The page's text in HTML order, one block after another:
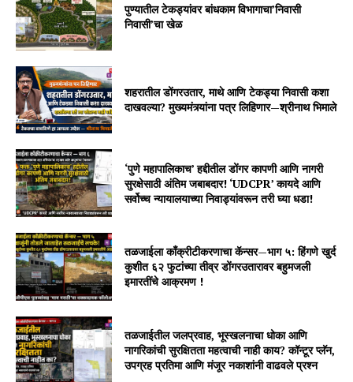
पुण्यातील टेकड्यांवर बांधकाम विभागाचा’निवासी
निवासी’चा खेळ
शहरातील डोंगरउतार, माथे आणि टेकड्या निवासी कशा
दाखवल्या? मुख्यमंत्र्यांना पत्र लिहिणार—श्रीनाथ भिमाले
‘पुणे महापालिकाच’ हद्दीतील डोंगर कापणी आणि नागरी
सुरक्षेसाठी अंतिम जबाबदार! ‘UDCPR’ कायदे आणि
सर्वोच्च न्यायालयाच्या निवाड्यांवरून तरी घ्या धडा!
तळजाईला काँक्रीटीकरणाचा कॅन्सर—भाग ५: हिंगणे खुर्द
कुशीत ६२ फुटांच्या तीव्र डोंगरउतारावर बहुमजली
इमारतींचे आक्रमण !
तळजाईतील जलप्रवाह, भूस्खलनाचा धोका आणि
नागरिकांची सुरक्षितता महत्वाची नाही काय? कॉन्टूर प्लॅन,
उपग्रह प्रतिमा आणि मंजूर नकाशांनी वाढवले प्रश्न